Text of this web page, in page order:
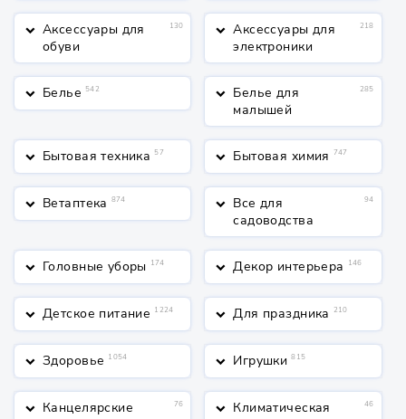
keyboard_arrow_down Аксессуары для
обуви
130 keyboard_arrow_down Аксессуары для
электроники
218
keyboard_arrow_down Белье 542 keyboard_arrow_down Белье для
малышей
285
keyboard_arrow_down Бытовая техника 57 keyboard_arrow_down Бытовая химия 747
keyboard_arrow_down Ветаптека 874 keyboard_arrow_down Все для
садоводства
94
keyboard_arrow_down Головные уборы 174 keyboard_arrow_down Декор интерьера 146
keyboard_arrow_down Детское питание 1224 keyboard_arrow_down Для праздника 210
keyboard_arrow_down Здоровье 1054 keyboard_arrow_down Игрушки 815
keyboard_arrow_down Канцелярские
76 keyboard_arrow_down Климатическая
46